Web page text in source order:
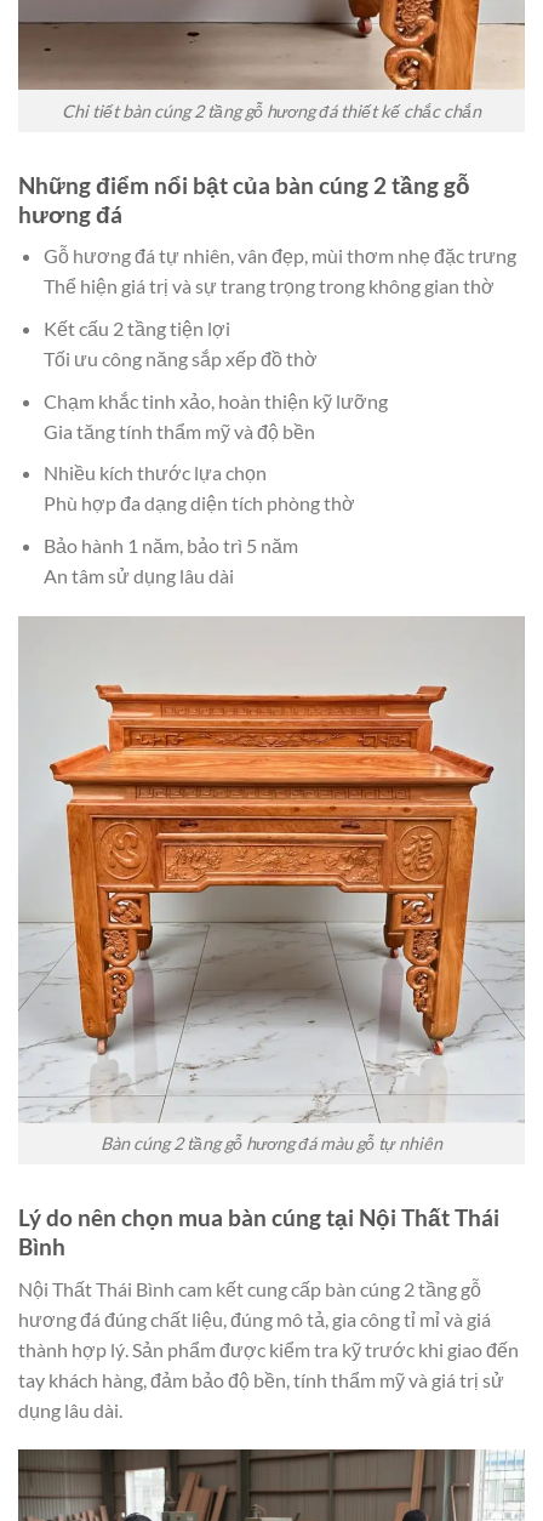
Chi tiết bàn cúng 2 tầng gỗ hương đá thiết kế chắc chắn
Những điểm nổi bật của bàn cúng 2 tầng gỗ
hương đá
Gỗ hương đá tự nhiên, vân đẹp, mùi thơm nhẹ đặc trưng
Thể hiện giá trị và sự trang trọng trong không gian thờ
Kết cấu 2 tầng tiện lợi
Tối ưu công năng sắp xếp đồ thờ
Chạm khắc tinh xảo, hoàn thiện kỹ lưỡng
Gia tăng tính thẩm mỹ và độ bền
Nhiều kích thước lựa chọn
Phù hợp đa dạng diện tích phòng thờ
Bảo hành 1 năm, bảo trì 5 năm
An tâm sử dụng lâu dài
Bàn cúng 2 tầng gỗ hương đá màu gỗ tự nhiên
Lý do nên chọn mua bàn cúng tại Nội Thất Thái
Bình
Nội Thất Thái Bình cam kết cung cấp bàn cúng 2 tầng gỗ
hương đá đúng chất liệu, đúng mô tả, gia công tỉ mỉ và giá
thành hợp lý. Sản phẩm được kiểm tra kỹ trước khi giao đến
tay khách hàng, đảm bảo độ bền, tính thẩm mỹ và giá trị sử
dụng lâu dài.